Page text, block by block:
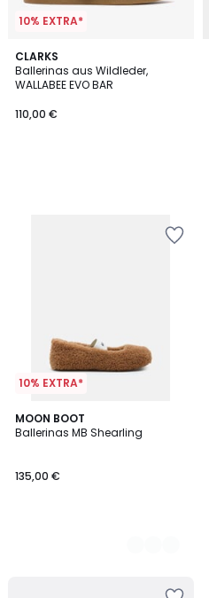
10% EXTRA*
CLARKS
Ballerinas aus Wildleder,
WALLABEE EVO BAR
110,00 €
10% EXTRA*
MOON BOOT
Ballerinas MB Shearling
135,00 €
2
Farben